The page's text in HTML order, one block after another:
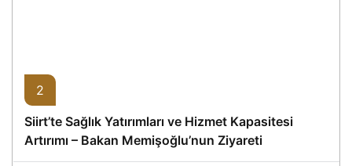
2
Siirt’te Sağlık Yatırımları ve Hizmet Kapasitesi
Artırımı – Bakan Memişoğlu’nun Ziyareti